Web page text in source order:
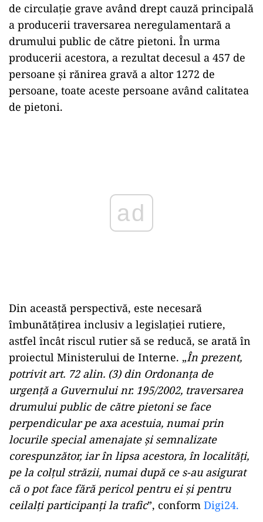
de circulație grave având drept cauză principală
a producerii traversarea neregulamentară a
drumului public de către pietoni. În urma
producerii acestora, a rezultat decesul a 457 de
persoane și rănirea gravă a altor 1272 de
persoane, toate aceste persoane având calitatea
de pietoni.
ad
Din această perspectivă, este necesară
îmbunătățirea inclusiv a legislației rutiere,
astfel încât riscul rutier să se reducă, se arată în
proiectul Ministerului de Interne. „În prezent,
potrivit art. 72 alin. (3) din Ordonanța de
urgență a Guvernului nr. 195/2002, traversarea
drumului public de către pietoni se face
perpendicular pe axa acestuia, numai prin
locurile special amenajate și semnalizate
corespunzător, iar în lipsa acestora, în localități,
pe la colțul străzii, numai după ce s-au asigurat
că o pot face fără pericol pentru ei și pentru
ceilalți participanți la trafic”, conform Digi24.